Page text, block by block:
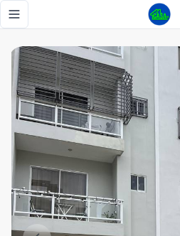
Toggle navigation menu
Apartamento nuevo 2